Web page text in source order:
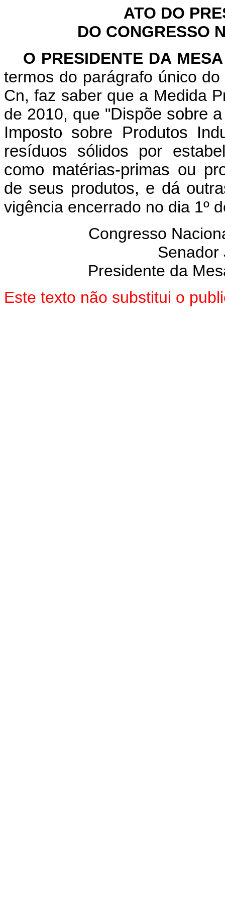
ATO DO
DO CONGRESSO
O PRESIDENTE DA
termos do parágrafo único
Cn, faz saber que a Medida
de 2010, que "Dispõe sobre
Imposto sobre Produtos
resíduos sólidos por
como matérias-primas ou
de seus produtos, e dá
vigência encerrado no dia 1º
Congresso
Senador
Presidente da
Este texto não substitui o